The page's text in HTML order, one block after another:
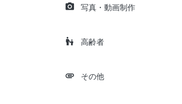
camera_alt 写真・動画制作
escalator_warning 高齢者
attachment その他